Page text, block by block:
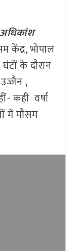
केंद्र, भोपाल
के दौरान
,
कही वर्षा
में मौसम